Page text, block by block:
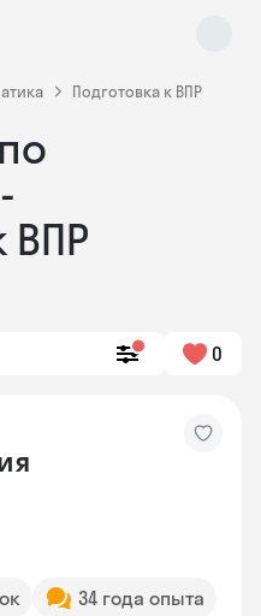
Подготовка к ВПР
ВПР
0
34 года опыта